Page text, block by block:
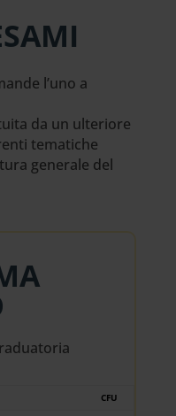
l’uno a
da un ulteriore
tematiche
generale del
CFU